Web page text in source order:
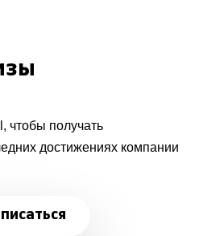
чтобы получать
достижениях компании